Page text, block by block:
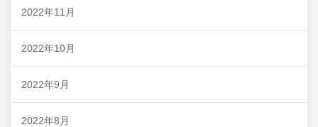
2022年11月
2022年10月
2022年9月
2022年8月